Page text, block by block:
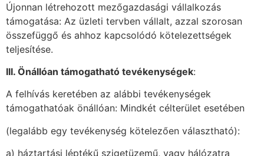
Újonnan létrehozott mezőgazdasági vállalkozás
támogatása: Az üzleti tervben vállalt, azzal szorosan
összefüggő és ahhoz kapcsolódó kötelezettségek
teljesítése.
III. Önállóan támogatható tevékenységek:
A felhívás keretében az alábbi tevékenységek
támogathatóak önállóan: Mindkét célterület esetében
(legalább egy tevékenység kötelezően választható):
a) háztartási léptékű szigetüzemű, vagy hálózatra